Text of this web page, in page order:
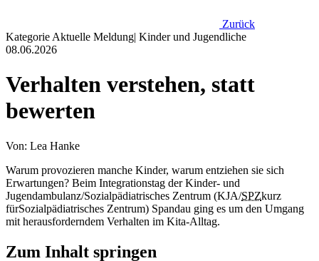
Zurück
Kategorie Aktuelle Meldung| Kinder und Jugendliche
08.06.2026
Verhalten verstehen, statt
bewerten
Von: Lea Hanke
Warum provozieren manche Kinder, warum entziehen sie sich
Erwartungen? Beim Integrationstag der Kinder- und
Jugendambulanz/Sozialpädiatrisches Zentrum (KJA/SPZkurz
fürSozialpädiatrisches Zentrum) Spandau ging es um den Umgang
mit herausforderndem Verhalten im Kita-Alltag.
Zum Inhalt springen